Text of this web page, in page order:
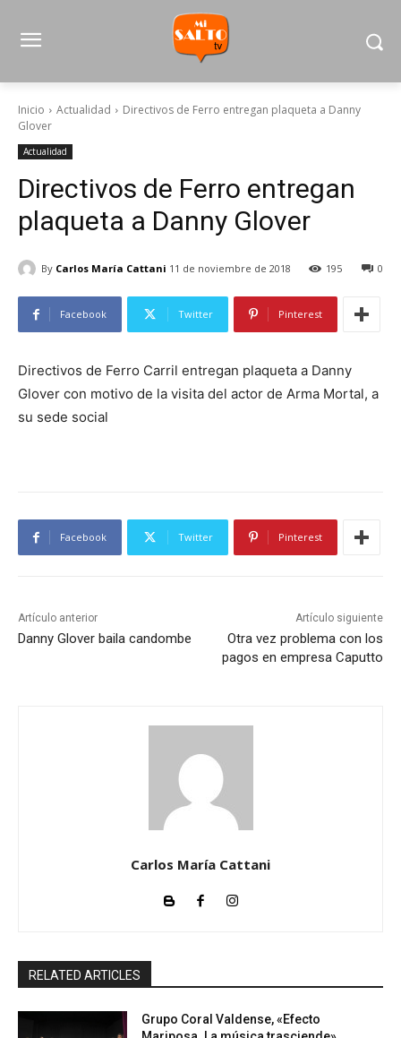
Inicio Actualidad
Directivos de Ferro entregan plaqueta a Danny
Glover
Actualidad
Directivos de Ferro entregan
plaqueta a Danny Glover
By Carlos María Cattani 11 de noviembre de 2018 0
195
Facebook Twitter Pinterest
Directivos de Ferro Carril entregan plaqueta a Danny
Glover con motivo de la visita del actor de Arma Mortal, a
su sede social
Facebook Twitter Pinterest
Artículo anterior
Danny Glover baila candombe
Artículo siguiente
Otra vez problema con los
pagos en empresa Caputto
Carlos María Cattani
RELATED ARTICLES
Grupo Coral Valdense, «Efecto